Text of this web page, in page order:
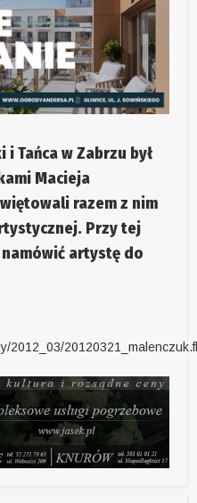
Tańca w Zabrzu był
Macieja
razem z nim
Przy tej
artystę do
2012_03/